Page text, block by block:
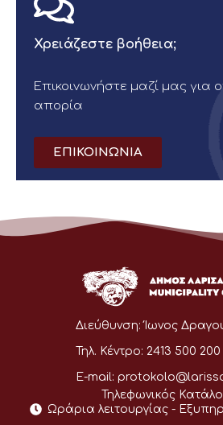
Χρειάζεστε βοήθεια;
Επικοινωνήστε μαζί μας για
απορία
ΕΠΙΚΟΙΝΩΝΙΑ
Διεύθυνση: Ίωνος
Τηλ. Κέντρο: 2413 500 200
E-mail:
Τηλεφωνικός
Ωράρια λειτουργίας -